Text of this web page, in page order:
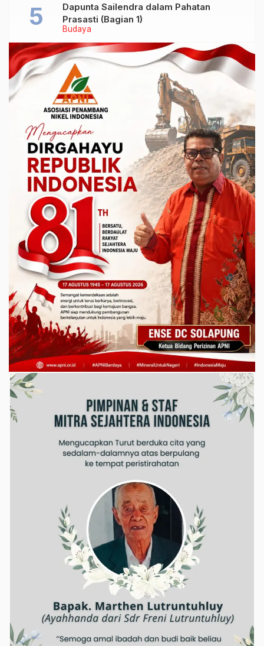
Budaya
Dapunta Sailendra dalam Pahatan
Prasasti (Bagian 1)